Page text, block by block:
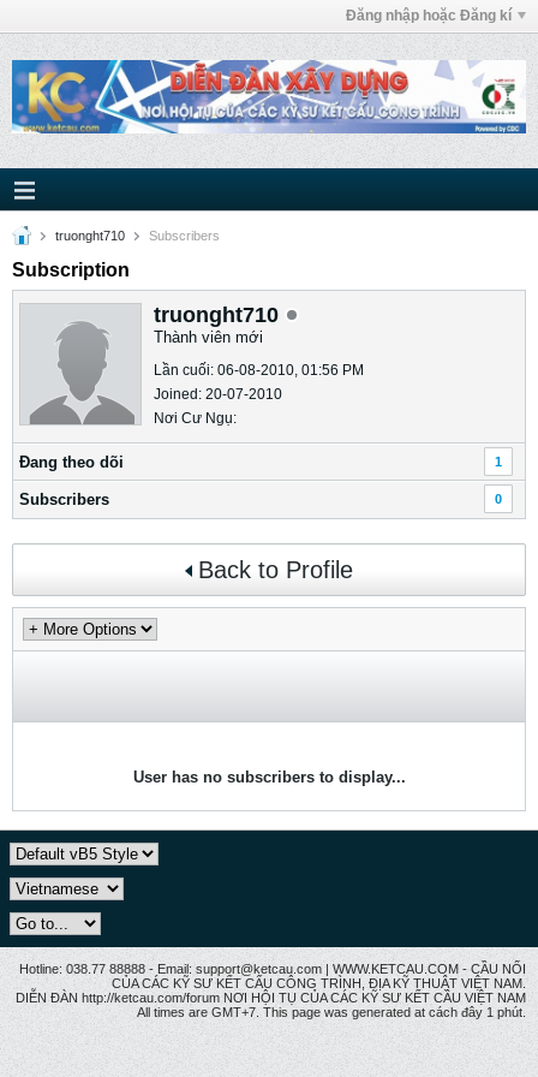
Đăng nhập hoặc Đăng kí
truonght710 Subscribers
Subscription
truonght710
Thành viên mới
Lần cuối: 06-08-2010, 01:56 PM
Joined: 20-07-2010
Nơi Cư Ngụ:
Ðang theo dõi 1
Subscribers 0
Back to Profile
User has no subscribers to display...
Hotline: 038.77 88888 - Email: support@ketcau.com | WWW.KETCAU.COM - CẦU NỐI
CỦA CÁC KỸ SƯ KẾT CẤU CÔNG TRÌNH, ĐỊA KỸ THUẬT VIỆT NAM.
DIỄN ĐÀN http://ketcau.com/forum NƠI HỘI TỤ CỦA CÁC KỸ SƯ KẾT CÂU VIỆT NAM
All times are GMT+7. This page was generated at cách đây 1 phút.